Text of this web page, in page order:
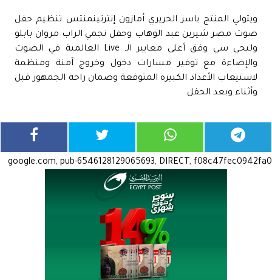
ويتولي المنتج ياسر الحريري أمازون إنترتينمنتس تنظيم حفل
صوت مصر شيرين عبد الوهاب وحفل نجمي الراب مروان بابلو
وليجي سي وفق أعلى معايير الـ Live العالمية في الصوت
والإضاءة مع توفير مسارات دخول وخروج آمنة ومنظمة
لاستيعاب الأعداد الكبيرة المتوقعة وضمان راحة الجمهور قبل
وأثناء وبعد الحفل.
google.com, pub-6546128129065693, DIRECT, f08c47fec0942fa0